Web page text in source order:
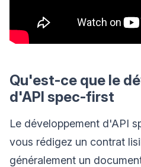
Qu'est-ce que le
d'API spec-first
Le développement d'API
vous rédigez un contrat
généralement un